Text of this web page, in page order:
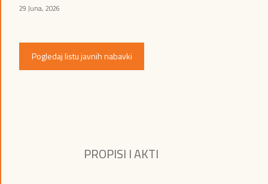
29 Juna, 2026
Pogledaj listu javnih nabavki
PROPISI I AKTI